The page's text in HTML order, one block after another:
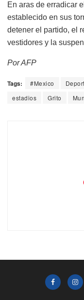
En aras de erradicar
establecido en sus
detener el partido, el
vestidores y la
Por AFP
Tags: #Mexico
estadios
Grito